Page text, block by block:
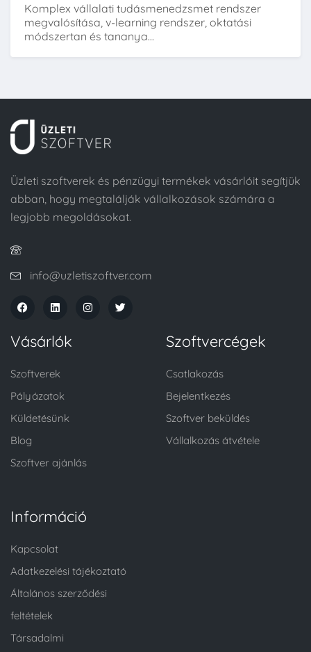
Komplex vállalati tudásmenedzsmet rendszer
megvalósítása, v-learning rendszer, oktatási
módszertan és tananya...
Üzleti szoftverek és pénzügyi termékek vásárlóit segítjük
abban, hogy megtalálják vállalkozások számára a
legjobb megoldásokat.
info@uzletiszoftver.com
Vásárlók
Szoftverek
Pályázatok
Küldetésünk
Blog
Szoftver ajánlás
Szoftvercégek
Csatlakozás
Bejelentkezés
Szoftver beküldés
Vállalkozás átvétele
Információ
Kapcsolat
Adatkezelési tájékoztató
Általános szerződési
feltételek
Társadalmi